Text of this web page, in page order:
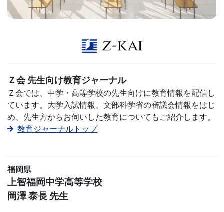
ー
の
ペ
ー
ジ。
学
校
Ｚ会 先生向け教育ジャーナル
Ｚ会では、中学・高等学校の先生向けに教育情報を配信し
ています。大学入試情報、文部科学省の審議会情報をはじ
め、先生方からお伺いした教育についてもご紹介します。
教育ジャーナルトップ
福岡県
上智福岡中学高等学校
岡澤 泰長 先生